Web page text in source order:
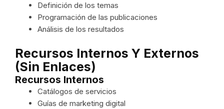
Definición de los temas
Programación de las publicaciones
Análisis de los resultados
Recursos Internos Y Externos
(sin Enlaces)
Recursos Internos
Catálogos de servicios
Guías de marketing digital